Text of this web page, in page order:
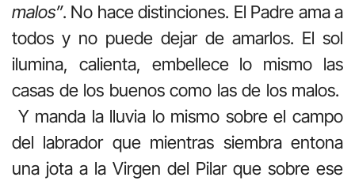
malos”. No hace distinciones. El Padre ama a
todos y no puede dejar de amarlos. El sol
ilumina, calienta, embellece lo mismo las
casas de los buenos como las de los malos.
Y manda la lluvia lo mismo sobre el campo
del labrador que mientras siembra entona
una jota a la Virgen del Pilar que sobre ese